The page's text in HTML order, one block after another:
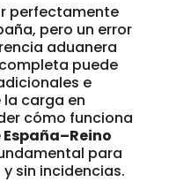
perfectamente
pero un error
aduanera
puede
e
carga en
cómo funciona
para
sin incidencias.